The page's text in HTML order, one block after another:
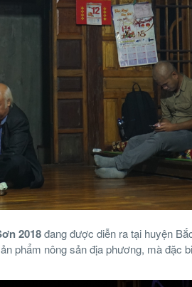
2018đang được diễn ra tại huyện
phẩm nông sản địa phương, mà đặc